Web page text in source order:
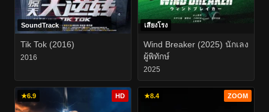
SoundTrack
Tik Tok (2016)
2016
เสียงโรง
Wind Breaker (2025) นักเลง
ผู้พิทักษ์
2025
★6.9 HD ★8.4 ZOOM